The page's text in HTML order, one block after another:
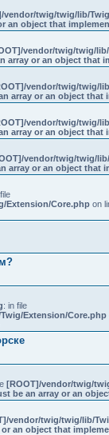
vendor/twig/twig/lib/
an object that
vendor/twig/twig/
array or an object that
vendor/twig/twig/
array or an object that
vendor/twig/twig/
array or an object that
vendor/twig/twig/
array or an object that
Extension/Core.phpon
: in file
Extension/Core.php
[ROOT]/vendor/twig/
be an array or an
vendor/twig/twig/lib/
an object that